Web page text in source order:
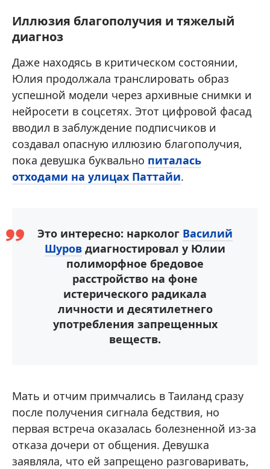
Иллюзия благополучия и тяжелый
диагноз
Даже находясь в критическом состоянии,
Юлия продолжала транслировать образ
успешной модели через архивные снимки и
нейросети в соцсетях. Этот цифровой фасад
вводил в заблуждение подписчиков и
создавал опасную иллюзию благополучия,
пока девушка буквально питалась
отходами на улицах Паттайи.
Это интересно: нарколог Василий
Шуров диагностировал у Юлии
полиморфное бредовое
расстройство на фоне
истерического радикала
личности и десятилетнего
употребления запрещенных
веществ.
Мать и отчим примчались в Таиланд сразу
после получения сигнала бедствия, но
первая встреча оказалась болезненной из-за
отказа дочери от общения. Девушка
заявляла, что ей запрещено разговаривать,